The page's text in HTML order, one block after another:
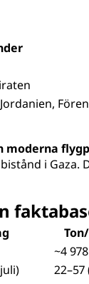
moderna
i Gaza.
~4 978